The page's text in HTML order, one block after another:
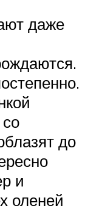
даже
до
и
оленей